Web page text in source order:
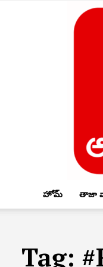
హోమ్ తాజా
Tag: